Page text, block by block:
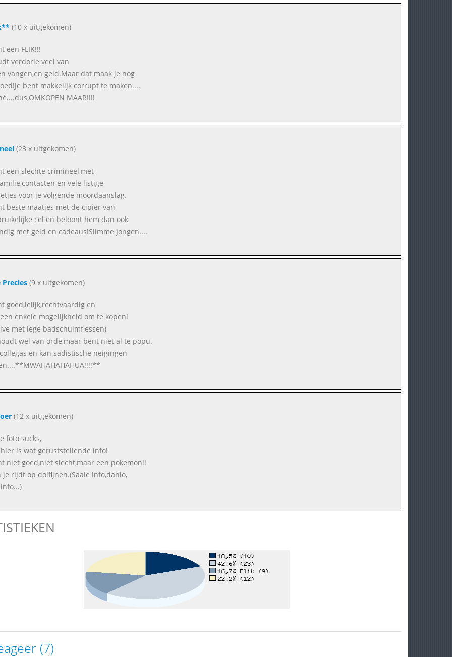
(10 x uitgekomen)
een FLIK!!!
verdorie veel van
vangen,en geld.Maar dat maak je nog
bent makkelijk corrupt te maken....
MAAR!!!!
(23 x uitgekomen)
een slechte crimineel,met
en vele listige
voor je volgende moordaanslag.
beste maatjes met de cipier van
cel en beloont hem dan ook
met geld en cadeaus!Slimme jongen....
(9 x uitgekomen)
goed,lelijk,rechtvaardig en
enkele mogelijkheid om te kopen!
met lege badschuimflessen)
wel van orde,maar bent niet al te popu.
en kan sadistische neigingen
(12 x uitgekomen)
foto sucks,
is wat geruststellende info!
niet goed,niet slecht,maar een pokemon!!
je rijdt op dolfijnen.(Saaie info,danio,
(7)